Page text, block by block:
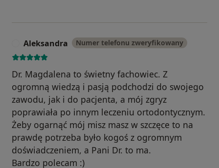
Aleksandra Numer telefonu zweryfikowany
Dr. Magdalena to świetny fachowiec. Z
ogromną wiedzą i pasją podchodzi do swojego
zawodu, jak i do pacjenta, a mój zgryz
poprawiała po innym leczeniu ortodontycznym.
Żeby ogarnąć mój misz masz w szczęce to na
prawdę potrzeba było kogoś z ogromnym
doświadczeniem, a Pani Dr. to ma.
Bardzo polecam :)